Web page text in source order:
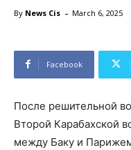
By News Cis - March 6, 2025
Facebook
После решительной
Второй Карабахской
между Баку и